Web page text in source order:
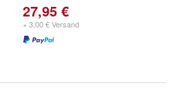
27,95 €
+ 3,00 € Versand